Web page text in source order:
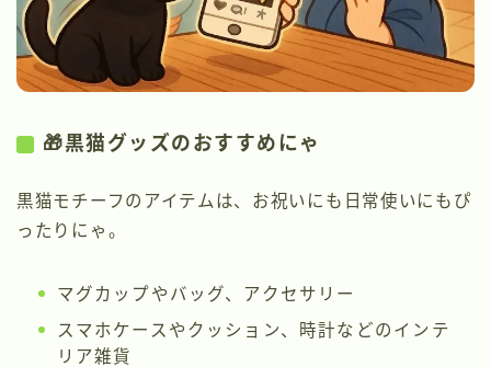
🎁黒猫グッズのおすすめにゃ
黒猫モチーフのアイテムは、お祝いにも日常使いにもぴ
ったりにゃ。
マグカップやバッグ、アクセサリー
スマホケースやクッション、時計などのインテ
リア雑貨